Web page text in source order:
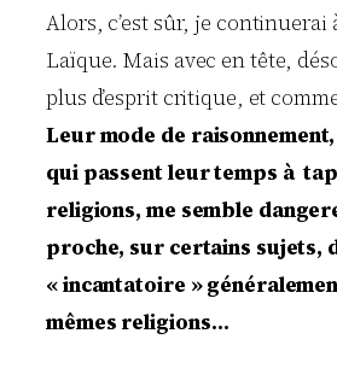
Alors, c’est sûr, je continuerai
Laïque. Mais avec en tête,
plus d’esprit critique, et
Leur mode de
qui passent leur temps à
religions, me semble
proche, sur certains sujets,
« incantatoire »
mêmes religions…